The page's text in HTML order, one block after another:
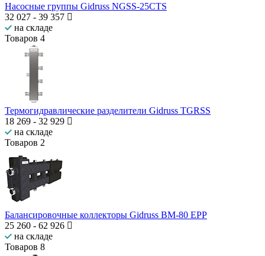
Насосные группы Gidruss NGSS-25CTS
32 027 - 39 357
на складе
Товаров 4
Термогидравлические разделители Gidruss TGRSS
18 269 - 32 929
на складе
Товаров 2
Балансировочные коллекторы Gidruss BM-80 EPP
25 260 - 62 926
на складе
Товаров 8